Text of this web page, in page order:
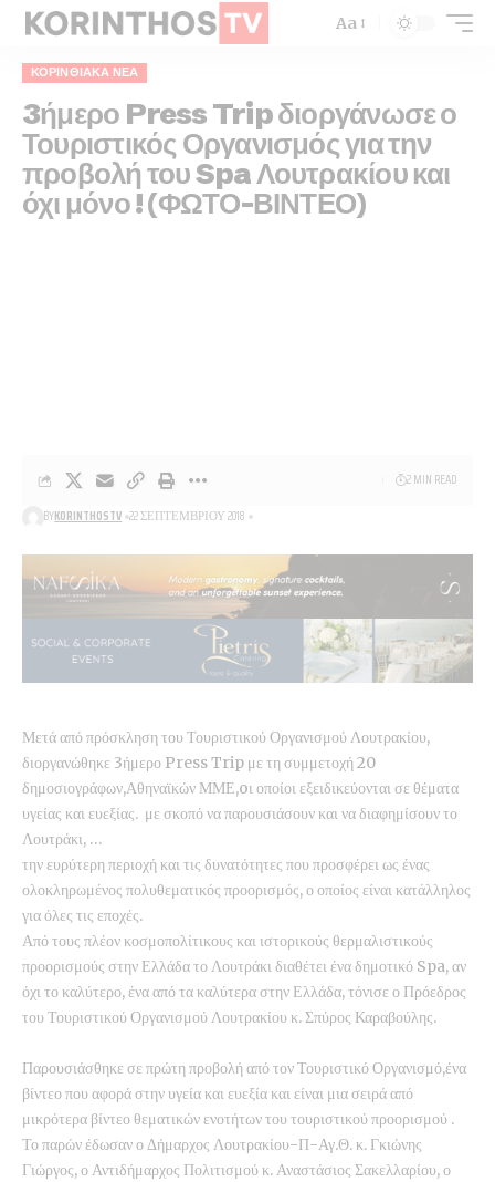
Aa
ΚΟΡΙΝΘΙΑΚΆ ΝΈΑ
3ήμερο Press Trip διοργάνωσε ο
Τουριστικός Οργανισμός για την
προβολή του Spa Λουτρακίου και
όχι μόνο ! (ΦΩΤΟ-ΒΙΝΤΕΟ)
BYKORINTHOSTV 22 ΣΕΠΤΕΜΒΡΊΟΥ 2018
2 MIN READ
Μετά από πρόσκληση του Τουριστικού Οργανισμού Λουτρακίου,
διοργανώθηκε 3ήμερο Press Trip με τη συμμετοχή 20
δημοσιογράφων,Αθηναϊκών ΜΜΕ,oι οποίοι εξειδικεύονται σε θέματα
υγείας και ευεξίας. με σκοπό να παρουσιάσουν και να διαφημίσουν το
Λουτράκι, …
την ευρύτερη περιοχή και τις δυνατότητες που προσφέρει ως ένας
ολοκληρωμένος πολυθεματικός προορισμός, ο οποίος είναι κατάλληλος
για όλες τις εποχές.
Από τους πλέον κοσμοπολίτικους και ιστορικούς θερμαλιστικούς
προορισμούς στην Ελλάδα το Λουτράκι διαθέτει ένα δημοτικό Spa, αν
όχι το καλύτερο, ένα από τα καλύτερα στην Ελλάδα, τόνισε ο Πρόεδρος
του Τουριστικού Οργανισμού Λουτρακίου κ. Σπύρος Καραβούλης.
Παρουσιάσθηκε σε πρώτη προβολή από τον Τουριστικό Οργανισμό,ένα
βίντεο που αφορά στην υγεία και ευεξία και είναι μια σειρά από
μικρότερα βίντεο θεματικών ενοτήτων του τουριστικού προορισμού .
Το παρών έδωσαν ο Δήμαρχος Λουτρακίου-Π-Αγ.Θ. κ. Γκιώνης
Γιώργος, ο Αντιδήμαρχος Πολιτισμού κ. Αναστάσιος Σακελλαρίου, ο